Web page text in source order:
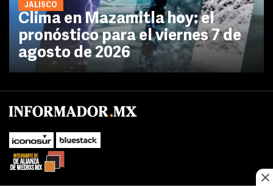
JALISCO
Clima en Mazamitla hoy: el
pronóstico para el viernes 7 de
agosto de 2026